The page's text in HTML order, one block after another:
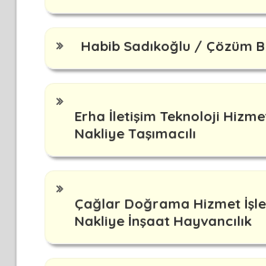
Habib Sadıkoğlu / Çözüm
Erha İletişim Teknoloji
Nakliye Taşımacılı
Çağlar Doğrama Hizmet
Nakliye İnşaat Hayvancılık